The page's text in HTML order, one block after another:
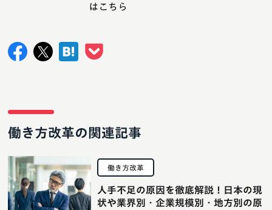
はこちら
働き方改革の関連記事
働き方改革
人手不足の原因を徹底解説！日本の現
状や業界別・企業規模別・地方別の原